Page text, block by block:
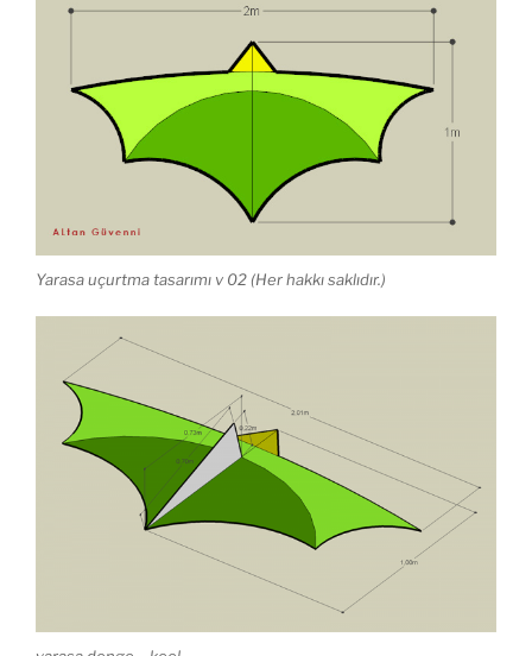
Yarasa uçurtma tasarımı v 02 (Her hakkı saklıdır.)